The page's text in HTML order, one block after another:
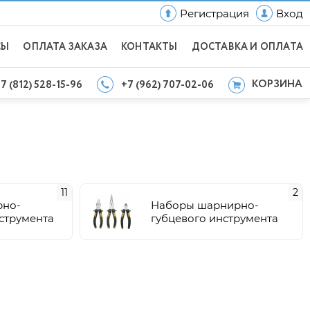
Регистрация Вход
ОПЛАТА ЗАКАЗА КОНТАКТЫ ДОСТАВКА И ОПЛАТА
(812) 528-15-96 +7 (962) 707-02-06 КОРЗИНА
11
Наборы шарнирно-
губцевого инструмента
2